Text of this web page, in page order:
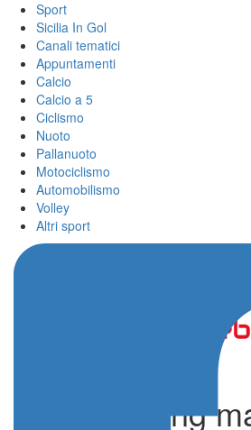
Sport
Sicilia In Gol
Canali tematici
Appuntamenti
Calcio
Calcio a 5
Ciclismo
Nuoto
Pallanuoto
Motociclismo
Automobilismo
Volley
Altri sport
Surf Casting